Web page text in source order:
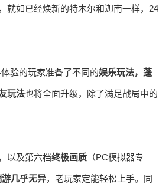
就如已经焕新的特木尔和迦南一样，24
验的玩家准备了不同的娱乐玩法，蓬
玩法也将全面升级，除了满足战局中的
，以及第六档终极画质 （PC模拟器专
游几乎无异，老玩家定能轻松上手。同